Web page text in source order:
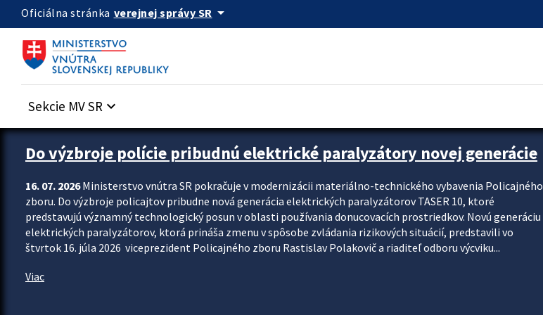
Preskocit na hlavný obsah
Oficiálna stránka verejnej správy SR arrow_drop_down
Sekcie MV SR keyboard_arrow_down
Zastavit automatický posun upútavok
Do výzbroje polície pribudnú elektrické paralyzátory novej generácie
16. 07. 2026Ministerstvo vnútra SR pokračuje v modernizácii materiálno-technického vybavenia Policajného
zboru. Do výzbroje policajtov pribudne nová generácia elektrických paralyzátorov TASER 10, ktoré
predstavujú významný technologický posun v oblasti používania donucovacích prostriedkov. Novú generáciu
elektrických paralyzátorov, ktorá prináša zmenu v spôsobe zvládania rizikových situácií, predstavili vo
štvrtok 16. júla 2026 viceprezident Policajného zboru Rastislav Polakovič a riaditeľ odboru výcviku...
Viac